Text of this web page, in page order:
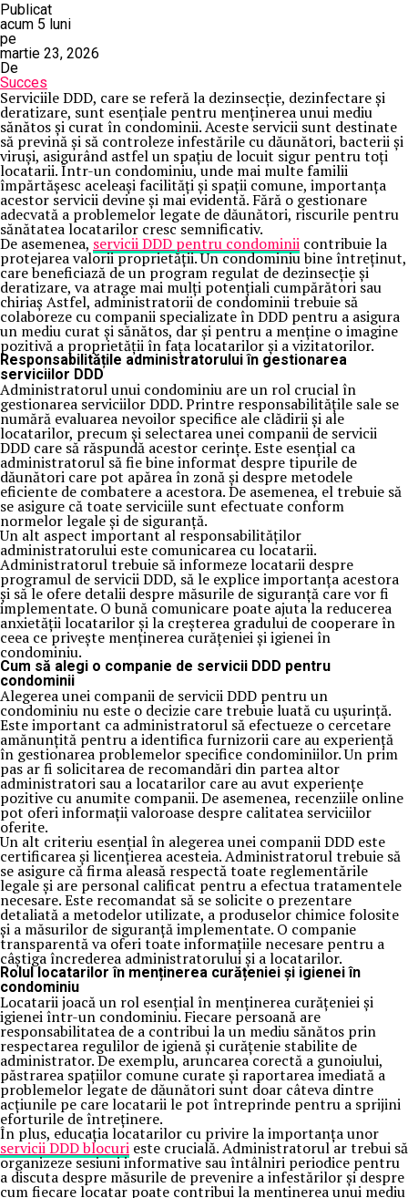
Publicat
acum 5 luni
pe
martie 23, 2026
De
Succes
Serviciile DDD, care se referă la dezinsecție, dezinfectare și
deratizare, sunt esențiale pentru menținerea unui mediu
sănătos și curat în condominii. Aceste servicii sunt destinate
să prevină și să controleze infestările cu dăunători, bacterii și
viruși, asigurând astfel un spațiu de locuit sigur pentru toți
locatarii. Într-un condominiu, unde mai multe familii
împărtășesc aceleași facilități și spații comune, importanța
acestor servicii devine și mai evidentă. Fără o gestionare
adecvată a problemelor legate de dăunători, riscurile pentru
sănătatea locatarilor cresc semnificativ.
De asemenea, servicii DDD pentru condominii contribuie la
protejarea valorii proprietății. Un condominiu bine întreținut,
care beneficiază de un program regulat de dezinsecție și
deratizare, va atrage mai mulți potențiali cumpărători sau
chiriaș Astfel, administratorii de condominii trebuie să
colaboreze cu companii specializate în DDD pentru a asigura
un mediu curat și sănătos, dar și pentru a menține o imagine
pozitivă a proprietății în fața locatarilor și a vizitatorilor.
Responsabilitățile administratorului în gestionarea
serviciilor DDD
Administratorul unui condominiu are un rol crucial în
gestionarea serviciilor DDD. Printre responsabilitățile sale se
numără evaluarea nevoilor specifice ale clădirii și ale
locatarilor, precum și selectarea unei companii de servicii
DDD care să răspundă acestor cerințe. Este esențial ca
administratorul să fie bine informat despre tipurile de
dăunători care pot apărea în zonă și despre metodele
eficiente de combatere a acestora. De asemenea, el trebuie să
se asigure că toate serviciile sunt efectuate conform
normelor legale și de siguranță.
Un alt aspect important al responsabilităților
administratorului este comunicarea cu locatarii.
Administratorul trebuie să informeze locatarii despre
programul de servicii DDD, să le explice importanța acestora
și să le ofere detalii despre măsurile de siguranță care vor fi
implementate. O bună comunicare poate ajuta la reducerea
anxietății locatarilor și la creșterea gradului de cooperare în
ceea ce privește menținerea curățeniei și igienei în
condominiu.
Cum să alegi o companie de servicii DDD pentru
condominii
Alegerea unei companii de servicii DDD pentru un
condominiu nu este o decizie care trebuie luată cu ușurință.
Este important ca administratorul să efectueze o cercetare
amănunțită pentru a identifica furnizorii care au experiență
în gestionarea problemelor specifice condominiilor. Un prim
pas ar fi solicitarea de recomandări din partea altor
administratori sau a locatarilor care au avut experiențe
pozitive cu anumite companii. De asemenea, recenziile online
pot oferi informații valoroase despre calitatea serviciilor
oferite.
Un alt criteriu esențial în alegerea unei companii DDD este
certificarea și licențierea acesteia. Administratorul trebuie să
se asigure că firma aleasă respectă toate reglementările
legale și are personal calificat pentru a efectua tratamentele
necesare. Este recomandat să se solicite o prezentare
detaliată a metodelor utilizate, a produselor chimice folosite
și a măsurilor de siguranță implementate. O companie
transparentă va oferi toate informațiile necesare pentru a
câștiga încrederea administratorului și a locatarilor.
Rolul locatarilor în menținerea curățeniei și igienei în
condominiu
Locatarii joacă un rol esențial în menținerea curățeniei și
igienei într-un condominiu. Fiecare persoană are
responsabilitatea de a contribui la un mediu sănătos prin
respectarea regulilor de igienă și curățenie stabilite de
administrator. De exemplu, aruncarea corectă a gunoiului,
păstrarea spațiilor comune curate și raportarea imediată a
problemelor legate de dăunători sunt doar câteva dintre
acțiunile pe care locatarii le pot întreprinde pentru a sprijini
eforturile de întreținere.
În plus, educația locatarilor cu privire la importanța unor
servicii DDD blocuri este crucială. Administratorul ar trebui să
organizeze sesiuni informative sau întâlniri periodice pentru
a discuta despre măsurile de prevenire a infestărilor și despre
cum fiecare locatar poate contribui la menținerea unui mediu